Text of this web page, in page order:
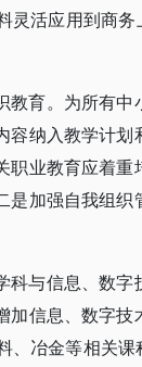
活应用到商
育。为所有
纳入教学计
业教育应着
加强自我组
与信息、数
信息、数字
冶金等相关